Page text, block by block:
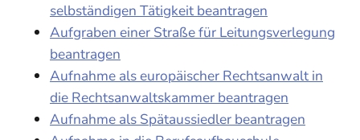
selbständigen Tätigkeit beantragen
Aufgraben einer Straße für Leitungsverlegung
beantragen
Aufnahme als europäischer Rechtsanwalt in
die Rechtsanwaltskammer beantragen
Aufnahme als Spätaussiedler beantragen